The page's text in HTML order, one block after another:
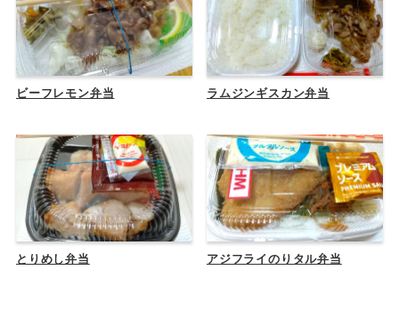
ビーフレモン弁当 ラムジンギスカン弁当
とりめし弁当 アジフライのりタル弁当